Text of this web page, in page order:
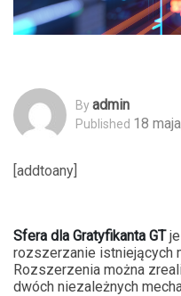
ByAdmin
Published 18
[addtoany]
Sfera dla Gratyfikanta GT
rozszerzanie istniejących
Rozszerzenia można
dwóch niezależnych